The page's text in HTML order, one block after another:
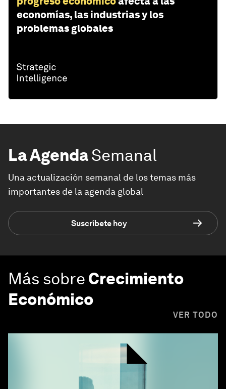
economías, las industrias y los
problemas globales
La AgendaSemanal
Una actualización semanal de los temas más
importantes de la agenda global
Suscríbete hoy
Más sobre Crecimiento
Económico
VER TODO